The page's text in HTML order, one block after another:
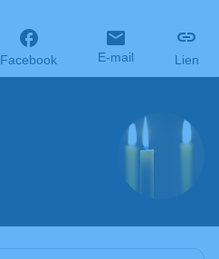
Facebook E-mail Lien